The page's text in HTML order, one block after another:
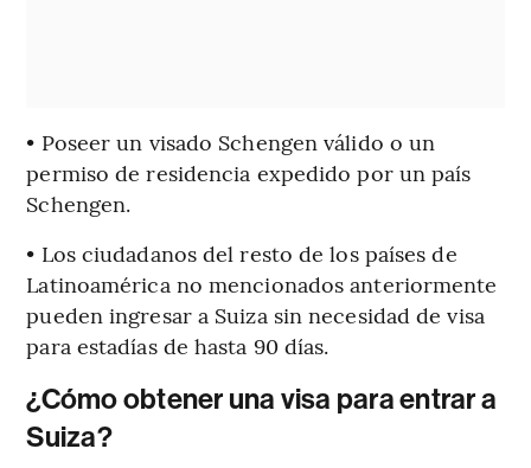
• Poseer un visado Schengen válido o un
permiso de residencia expedido por un país
Schengen.
• Los ciudadanos del resto de los países de
Latinoamérica no mencionados anteriormente
pueden ingresar a Suiza sin necesidad de visa
para estadías de hasta 90 días.
¿Cómo obtener una visa para entrar a
Suiza?